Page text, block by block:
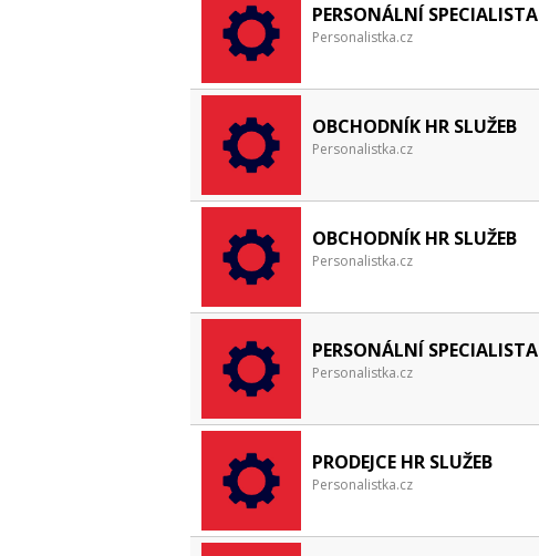
PERSONÁLNÍ SPECIALISTA
Personalistka.cz
OBCHODNÍK HR SLUŽEB
Personalistka.cz
OBCHODNÍK HR SLUŽEB
Personalistka.cz
PERSONÁLNÍ SPECIALISTA
Personalistka.cz
PRODEJCE HR SLUŽEB
Personalistka.cz